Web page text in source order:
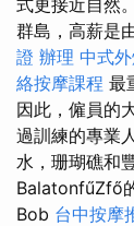
式更接近自然。
群島，高薪是
證 辦理 中式
絡按摩課程 最
因此，僱員的
過訓練的專業
水，珊瑚礁和
BalatonfűZfő
Bob 台中按摩